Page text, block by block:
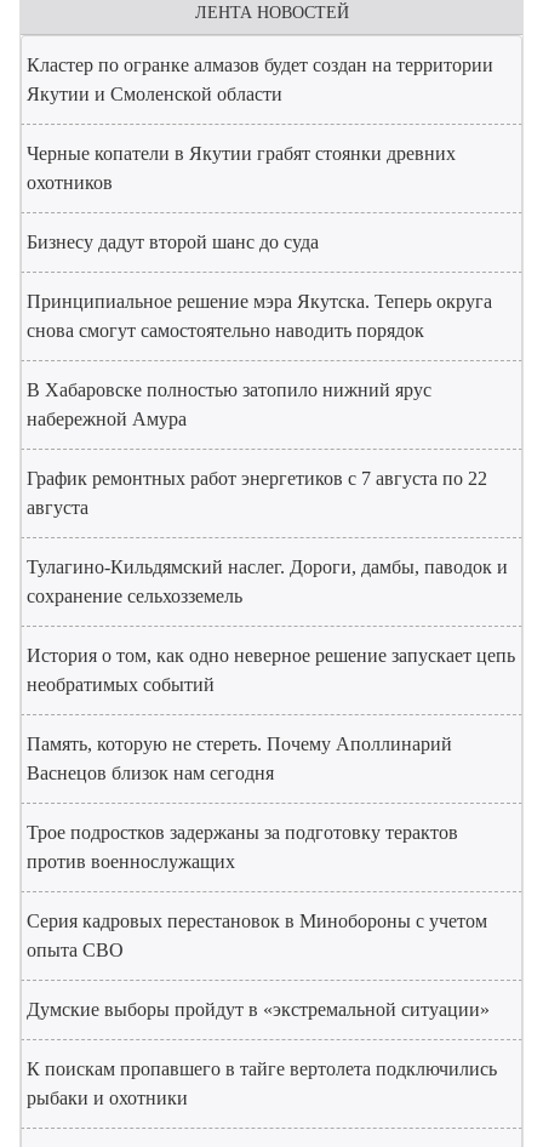
ЛЕНТА НОВОСТЕЙ
Кластер по огранке алмазов будет создан на территории
Якутии и Смоленской области
Черные копатели в Якутии грабят стоянки древних
охотников
Бизнесу дадут второй шанс до суда
Принципиальное решение мэра Якутска. Теперь округа
снова смогут самостоятельно наводить порядок
В Хабаровске полностью затопило нижний ярус
набережной Амура
График ремонтных работ энергетиков с 7 августа по 22
августа
Тулагино-Кильдямский наслег. Дороги, дамбы, паводок и
сохранение сельхозземель
История о том, как одно неверное решение запускает цепь
необратимых событий
Память, которую не стереть. Почему Аполлинарий
Васнецов близок нам сегодня
Трое подростков задержаны за подготовку терактов
против военнослужащих
Серия кадровых перестановок в Минобороны с учетом
опыта СВО
Думские выборы пройдут в «экстремальной ситуации»
К поискам пропавшего в тайге вертолета подключились
рыбаки и охотники